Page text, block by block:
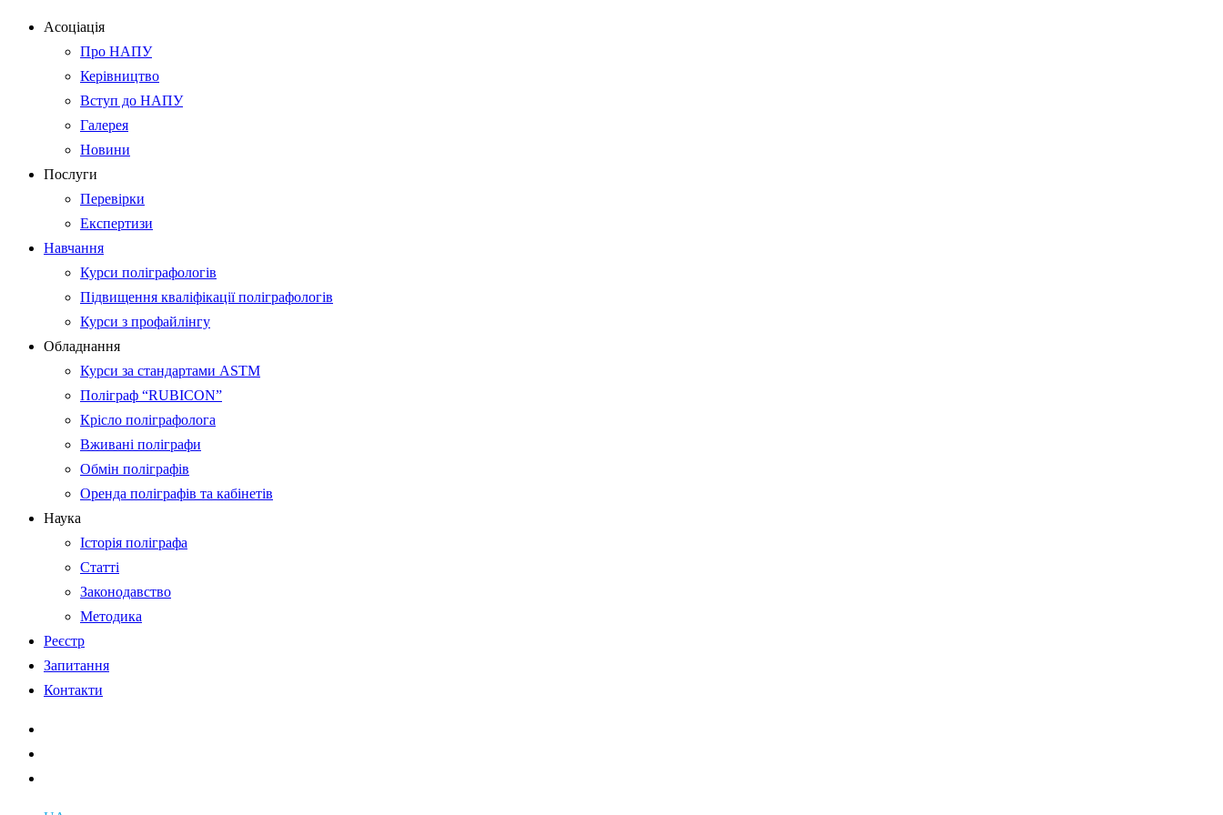
Асоціація
Про НАПУ
Керівництво
Вступ до НАПУ
Галерея
Новини
Послуги
Перевірки
Експертизи
Навчання
Курси поліграфологів
Підвищення кваліфікації поліграфологів
Курси з профайлінгу
Обладнання
Курси за стандартами ASTM
Поліграф “RUBICON”
Крісло поліграфолога
Вживані поліграфи
Обмін поліграфів
Оренда поліграфів та кабінетів
Наука
Історія поліграфа
Статті
Законодавство
Методика
Реєстр
Запитання
Контакти